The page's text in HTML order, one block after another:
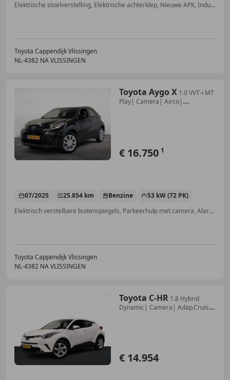
Elektrische stoelverstelling, Elektrische achterklep, Nieuwe APK, Inductieladen voor smartphones, Stuurwielverwarming, 360° camera, Alarm, Getinte ramen
Toyota Cappendijk Vlissingen
NL-4382 NA VLISSINGEN
Toyota Aygo X 1.0 VVT-i MT
Play| Camera| Airco|
€ 16.750 1
07/2025 25.854 km Benzine
53 kW (72 PK)
Elektrisch verstelbare buitenspiegels, Parkeerhulp met camera, Alarm, Lederen stuurwiel, Android Auto, Nieuwe APK, Airconditioning, Apple CarPlay
Toyota Cappendijk Vlissingen
NL-4382 NA VLISSINGEN
Toyota C-HR 1.8 Hybrid
Dynamic| Camera| Adap.Cruise|
€ 14.954